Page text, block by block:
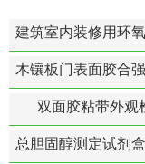
建筑室内装修用环
苯含量检测
木镶板门表面胶合
双面胶粘带外观
总胆固醇测定试剂